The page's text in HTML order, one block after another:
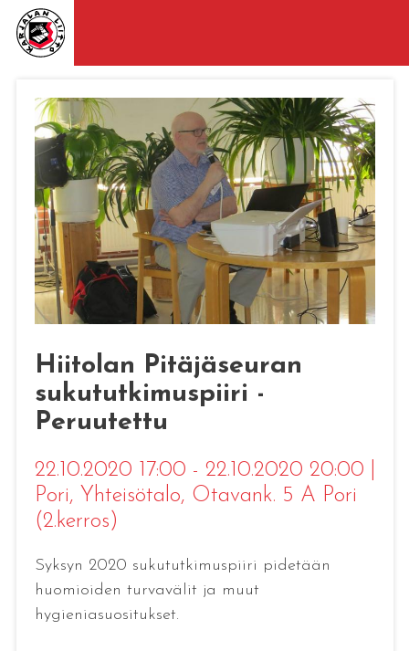
Hiitolan Pitäjäseuran
sukututkimuspiiri -
Peruutettu
22.10.2020 17:00 - 22.10.2020 20:00
Pori, Yhteisötalo, Otavank. 5 A Pori
(2.kerros)
Syksyn 2020 sukututkimuspiiri pidetään
huomioiden turvavälit ja muut
hygieniasuositukset.